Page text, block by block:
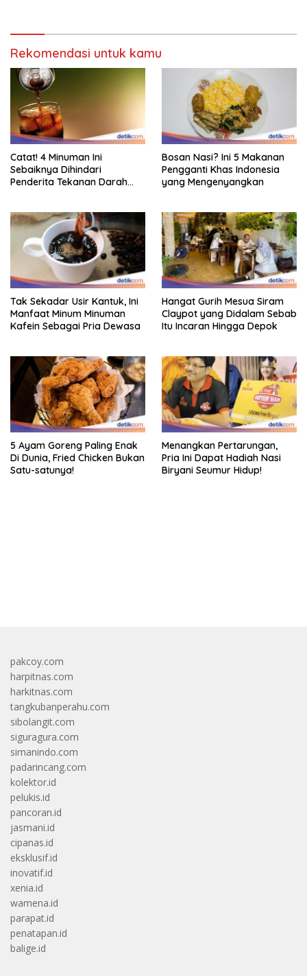
Rekomendasi untuk kamu
Catat! 4 Minuman Ini
Sebaiknya Dihindari
Penderita Tekanan Darah
Bosan Nasi? Ini 5 Makanan
Pengganti Khas Indonesia
yang Mengenyangkan
Tak Sekadar Usir Kantuk, Ini
Manfaat Minum Minuman
Kafein Sebagai Pria Dewasa
Hangat Gurih Mesua Siram
Claypot yang Didalam Sebab
Itu Incaran Hingga Depok
5 Ayam Goreng Paling Enak
Di Dunia, Fried Chicken Bukan
Satu-satunya!
Menangkan Pertarungan,
Pria Ini Dapat Hadiah Nasi
Biryani Seumur Hidup!
pakcoy.com
harpitnas.com
harkitnas.com
tangkubanperahu.com
sibolangit.com
siguragura.com
simanindo.com
padarincang.com
kolektor.id
pelukis.id
pancoran.id
jasmani.id
cipanas.id
eksklusif.id
inovatif.id
xenia.id
wamena.id
parapat.id
penatapan.id
balige.id